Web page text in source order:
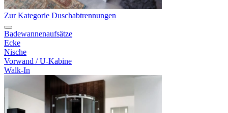
Zur Kategorie Duschabtrennungen
Badewannenaufsätze
Ecke
Nische
Vorwand / U-Kabine
Walk-In